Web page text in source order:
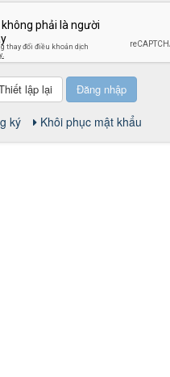
Đăng nhập
ký Khôi phục mật khẩu